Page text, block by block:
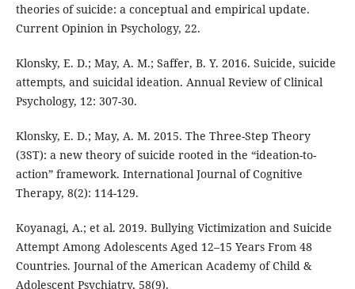
theories of suicide: a conceptual and empirical update.
Current Opinion in Psychology, 22.
Klonsky, E. D.; May, A. M.; Saffer, B. Y. 2016. Suicide, suicide
attempts, and suicidal ideation. Annual Review of Clinical
Psychology, 12: 307-30.
Klonsky, E. D.; May, A. M. 2015. The Three-Step Theory
(3ST): a new theory of suicide rooted in the “ideation-to-
action” framework. International Journal of Cognitive
Therapy, 8(2): 114-129.
Koyanagi, A.; et al. 2019. Bullying Victimization and Suicide
Attempt Among Adolescents Aged 12–15 Years From 48
Countries. Journal of the American Academy of Child &
Adolescent Psychiatry, 58(9).